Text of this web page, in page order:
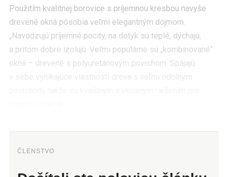
Použitím kvalitnej borovice s príjemnou kresbou navyše
drevené okná pôsobia veľmi elegantným dojmom.
„Navodzujú príjemné pocity, na dotyk sú teplé, dýchajú,
a pritom dobre izolujú. Veľmi populárne sú „kombinované“
okná – drevené s polyuretánovým povrchom. Spájajú
ČLENSTVO